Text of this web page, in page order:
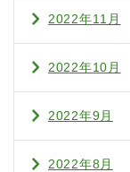
2022年11月
2022年10月
2022年9月
2022年8月